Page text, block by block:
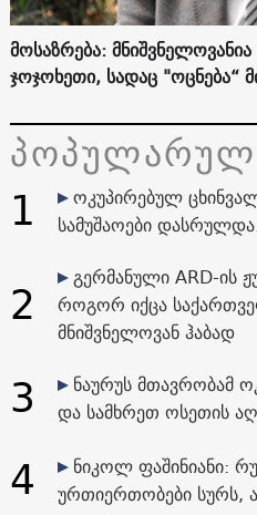
მოსაზრება:
ჯოჯოხეთი, სადაც "ოცნება“
1
ოკუპირებულ
სამუშაოები
2
გერმანული ARD-ის
როგორ იქცა
მნიშვნელოვან ჰაბად
3
ნაურუს მთავრობამ
და სამხრეთ ოსეთის
4
ნიკოლ ფაშინიანი:
ურთიერთობები სურს,